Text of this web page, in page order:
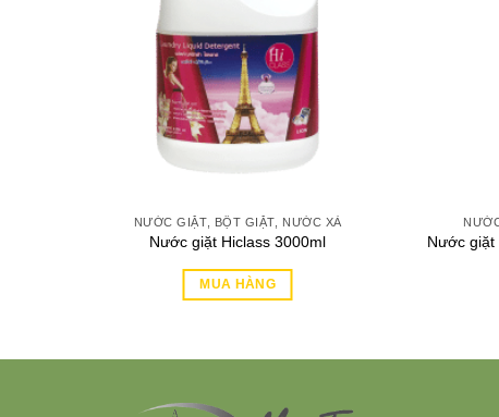
NƯỚC GIẶT, BỘT GIẶT, NƯỚC XẢ
Nước giặt Hiclass 3000ml
MUA HÀNG
Nước giặt